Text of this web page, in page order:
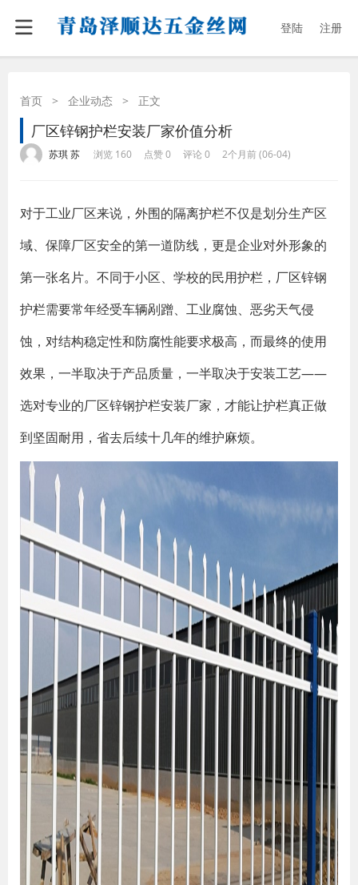
登陆 注册
首页 > 企业动态 > 正文
厂区锌钢护栏安装厂家价值分析
苏琪 苏 浏览 160 点赞 0 评论 0 2个月前 (06-04)
对于工业厂区来说，外围的隔离护栏不仅是划分生产区
域、保障厂区安全的第一道防线，更是企业对外形象的
第一张名片。不同于小区、学校的民用护栏，厂区锌钢
护栏需要常年经受车辆剐蹭、工业腐蚀、恶劣天气侵
蚀，对结构稳定性和防腐性能要求极高，而最终的使用
效果，一半取决于产品质量，一半取决于安装工艺——
选对专业的厂区锌钢护栏安装厂家，才能让护栏真正做
到坚固耐用，省去后续十几年的维护麻烦。